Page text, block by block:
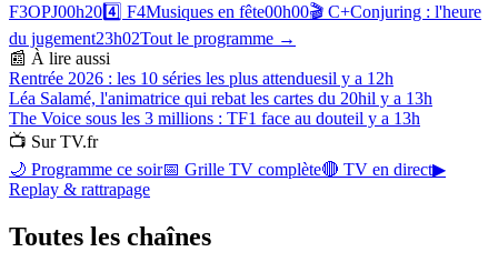
F3OPJ00h204️⃣ F4Musiques en fête00h00🎬 C+Conjuring : l'heure
du jugement23h02Tout le programme →
📰 À lire aussi
Rentrée 2026 : les 10 séries les plus attenduesil y a 12h
Léa Salamé, l'animatrice qui rebat les cartes du 20hil y a 13h
The Voice sous les 3 millions : TF1 face au douteil y a 13h
📺 Sur TV.fr
🌙 Programme ce soir📅 Grille TV complète🔴 TV en direct▶
Replay & rattrapage
Toutes les chaînes